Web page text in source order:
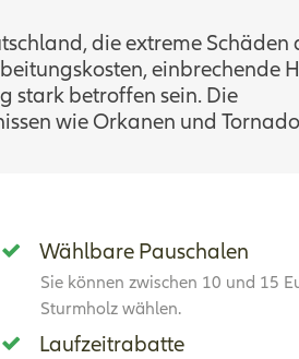
die extreme Schäden
einbrechende
stark betroffen sein. Die
wie Orkanen und
Wählbare Pauschalen
Sie können zwischen 10 und 15
Sturmholz wählen.
Laufzeitrabatte